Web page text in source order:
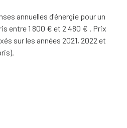
annuelles d'énergie pour un
entre 1 800 € et 2 480 € . Prix
sur les années 2021, 2022 et